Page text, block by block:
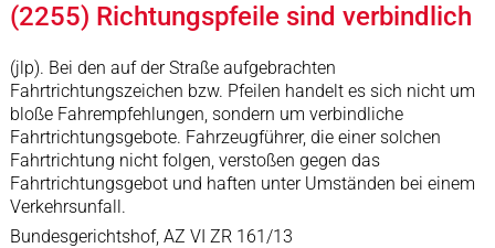
(2255) Richtungspfeile sind verbindlich
(jlp). Bei den auf der Straße aufgebrachten
Fahrtrichtungszeichen bzw. Pfeilen handelt es sich nicht um
bloße Fahrempfehlungen, sondern um verbindliche
Fahrtrichtungsgebote. Fahrzeugführer, die einer solchen
Fahrtrichtung nicht folgen, verstoßen gegen das
Fahrtrichtungsgebot und haften unter Umständen bei einem
Verkehrsunfall.
Bundesgerichtshof, AZ VI ZR 161/13